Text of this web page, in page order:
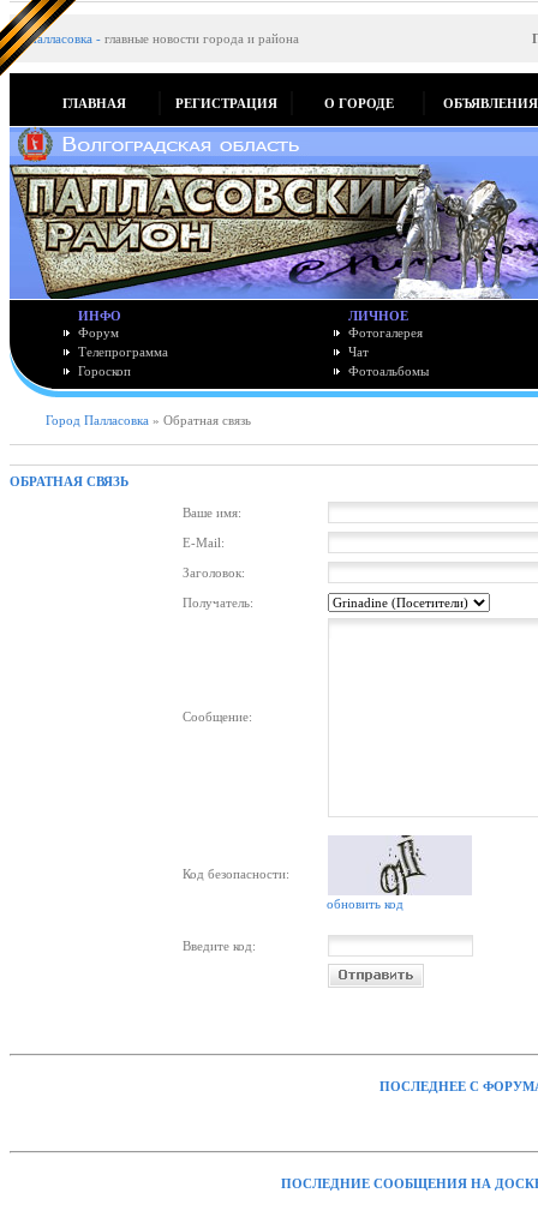
Палласовка - главные новости города и района
ГЛАВНАЯ РЕГИСТРАЦИЯ О ГОРОДЕ ОБЪЯВЛЕНИЯ
ИНФО
Форум
Телепрограмма
Гороскоп
ЛИЧНОЕ
Фотогалерея
Чат
Фотоальбомы
Город Палласовка » Обратная связь
ОБРАТНАЯ СВЯЗЬ
Ваше имя:
E-Mail:
Заголовок:
Получатель:
Сообщение:
Код безопасности:
обновить код
Введите код:
ПОСЛЕДНЕЕ С
ПОСЛЕДНИЕ СООБЩЕНИЯ НА